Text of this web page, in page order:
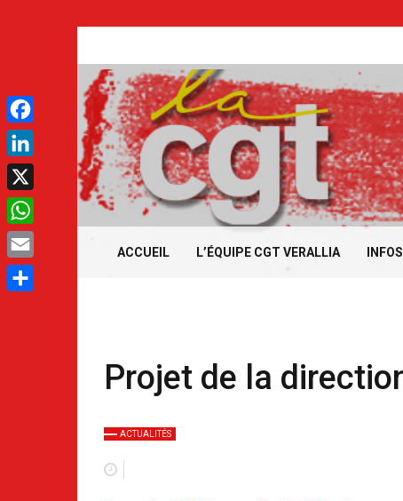
au
contenu
.
ACCUEIL L’ÉQUIPE CGT VERALLIA
Projet de la
ACTUALITÉS
Facebook
LinkedIn
X
WhatsApp
Email